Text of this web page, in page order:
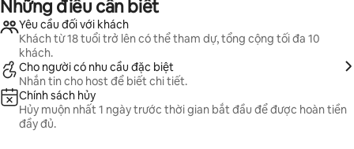
Những điều cần biết
Yêu cầu đối với khách
Khách từ 18 tuổi trở lên có thể tham dự, tổng cộng tối đa 10
khách.
Cho người có nhu cầu đặc biệt
Nhắn tin cho host để biết chi tiết.
Chính sách hủy
Hủy muộn nhất 1 ngày trước thời gian bắt đầu để được hoàn tiền
đầy đủ.